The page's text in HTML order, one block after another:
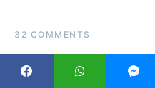
32 COMMENTS